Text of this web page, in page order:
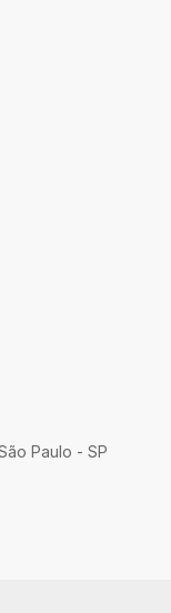
Paulo - SP